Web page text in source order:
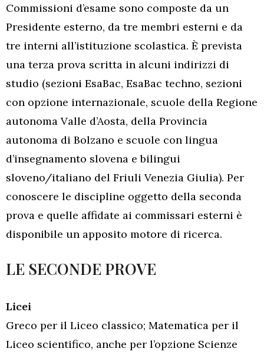
Commissioni d’esame sono composte da un
Presidente esterno, da tre membri esterni e da
tre interni all’istituzione scolastica. È prevista
una terza prova scritta in alcuni indirizzi di
studio (sezioni EsaBac, EsaBac techno, sezioni
con opzione internazionale, scuole della Regione
autonoma Valle d’Aosta, della Provincia
autonoma di Bolzano e scuole con lingua
d’insegnamento slovena e bilingui
sloveno/italiano del Friuli Venezia Giulia). Per
conoscere le discipline oggetto della seconda
prova e quelle affidate ai commissari esterni è
disponibile un apposito motore di ricerca.
LE SECONDE PROVE
Licei
Greco per il Liceo classico; Matematica per il
Liceo scientifico, anche per l’opzione Scienze